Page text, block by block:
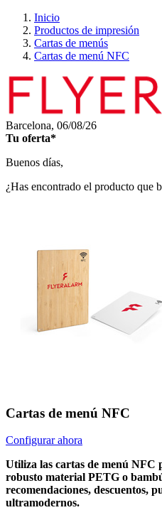
Inicio
Productos de impresión
Cartas de menús
Cartas de menú NFC
Barcelona, 06/08/26
Tu oferta*
Buenos días,
¿Has encontrado el producto que
Cartas de menú NFC
Configurar ahora
Utiliza las cartas de menú NFC
robusto material PETG o
recomendaciones, descuentos,
ultramodernos.